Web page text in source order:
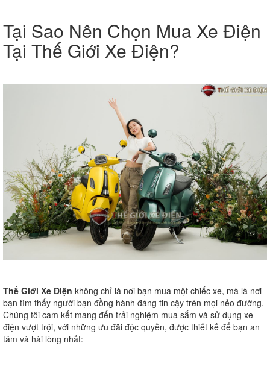
Tại Sao Nên Chọn Mua Xe Điện
Tại Thế Giới Xe Điện?
Thế Giới Xe Điện không chỉ là nơi bạn mua một chiếc xe, mà là nơi
bạn tìm thấy người bạn đồng hành đáng tin cậy trên mọi nẻo đường.
Chúng tôi cam kết mang đến trải nghiệm mua sắm và sử dụng xe
điện vượt trội, với những ưu đãi độc quyền, được thiết kế để bạn an
tâm và hài lòng nhất: